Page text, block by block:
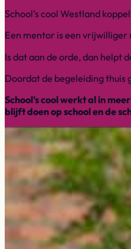
School’s cool Westland
Een mentor is een vrijwilliger
Is dat aan de orde, dan helpt
Doordat de begeleiding thuis
School’s cool werkt al in
blijft doen op school en de